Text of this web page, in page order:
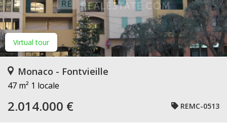
Virtual tour
Monaco - Fontvieille
47 m² 1 locale
2.014.000 € REMC-0513